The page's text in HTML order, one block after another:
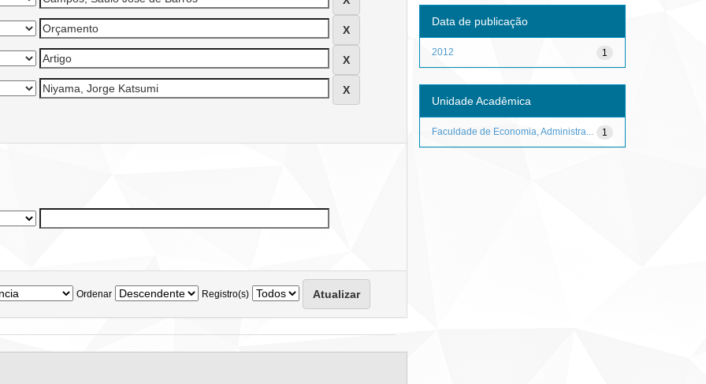
Ordenar Registro(s)
Data de publicação
1
2012
Unidade Acadêmica
1
Faculdade de Economia, Administra...